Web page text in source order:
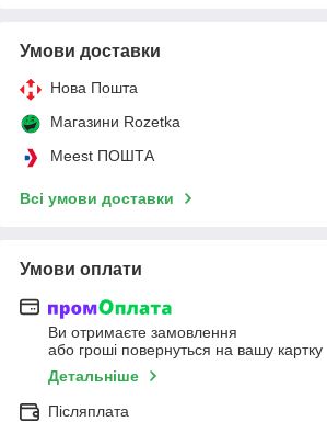
Умови доставки
Нова Пошта
Магазини Rozetka
Meest ПОШТА
Всі умови доставки
Умови оплати
Ви отримаєте замовлення
або гроші повернуться на вашу картку
Детальніше
Післяплата